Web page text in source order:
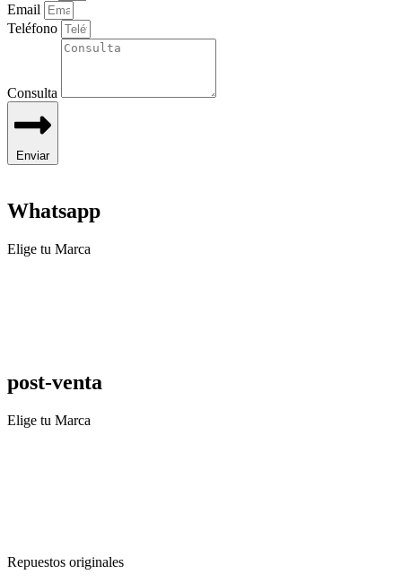
Email
Teléfono
Consulta
Enviar
Whatsapp
Elige tu Marca
post-venta
Elige tu Marca
Repuestos originales